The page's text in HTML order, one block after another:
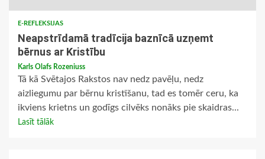
E-REFLEKSIJAS
Neapstrīdamā tradīcija baznīcā uzņemt
bērnus ar Kristību
Karls Olafs Rozeniuss
Tā kā Svētajos Rakstos nav nedz pavēļu, nedz
aizliegumu par bērnu kristīšanu, tad es tomēr ceru, ka
ikviens krietns un godīgs cilvēks nonāks pie skaidras...
Lasīt tālāk